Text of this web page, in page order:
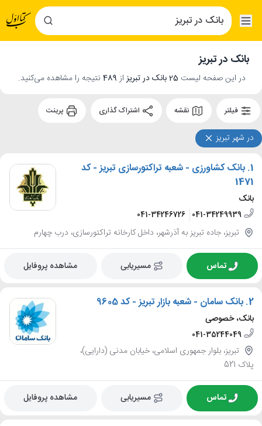
بانک در تبریز
در این صفحه لیست 25 بانک در تبریز از 489 نتیجه را مشاهده می‌کنید.
فیلتر نقشه
در شهر تبریز
1. بانک کشاورزی - شعبه تراکتورسازی تبریز - کد
1471
بانک
041-34249939
041-34246726
تبریز، جاده تبریز به آذرشهر، داخل کارخانه تراکتورسازی، درب چهارم
تماس مسیریابی مشاهده پروفایل
2. بانک سامان - شعبه بازار تبریز - کد 9605
بانک، خصوصی
041-35244049
تبریز، بلوار جمهوری اسلامی، خیابان مدنی (دارایی)،
پلاک 521
تماس مسیریابی مشاهده پروفایل